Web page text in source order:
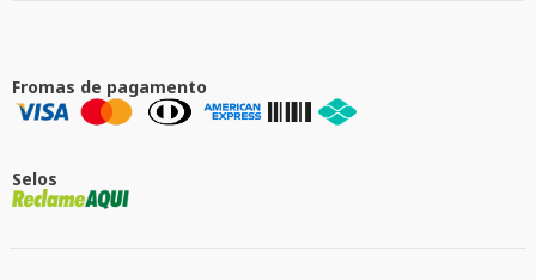
Fromas de pagamento
Selos